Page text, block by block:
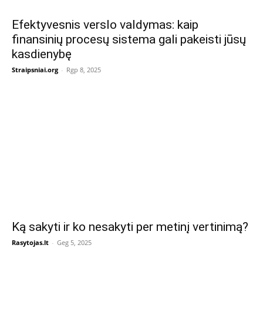
Efektyvesnis verslo valdymas: kaip
finansinių procesų sistema gali pakeisti jūsų
kasdienybę
Straipsniai.org - Rgp 8, 2025
Ką sakyti ir ko nesakyti per metinį vertinimą?
Rasytojas.lt - Geg 5, 2025